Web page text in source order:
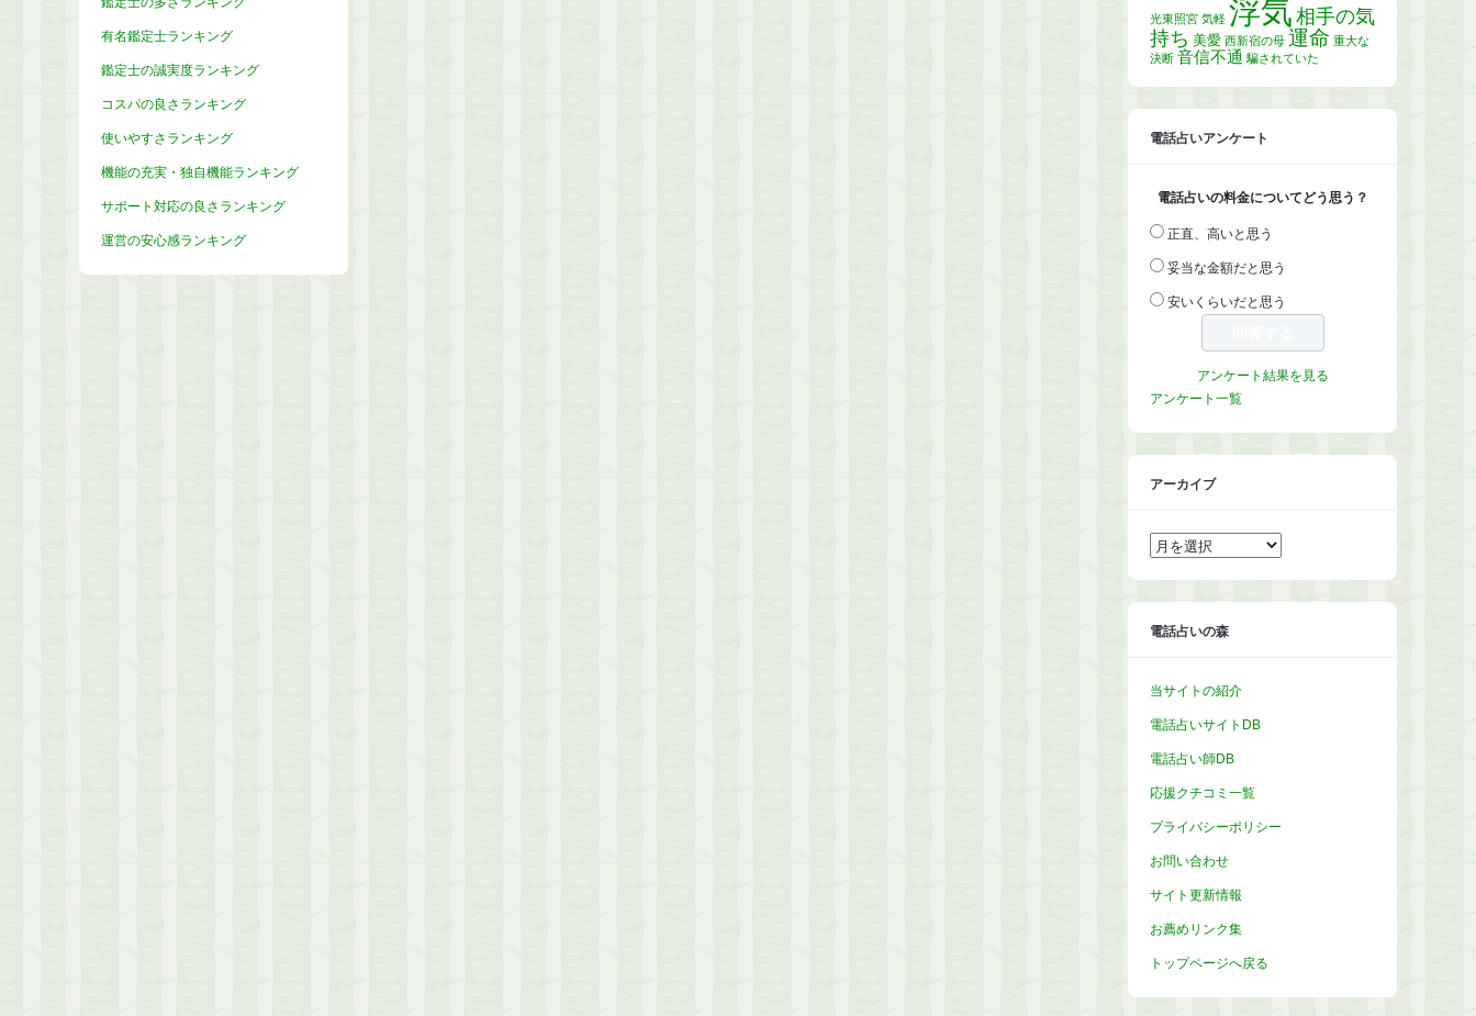
有名鑑定士ランキング
鑑定士の誠実度ランキング
コスパの良さランキング
使いやすさランキング
機能の充実・独自機能ランキング
サポート対応の良さランキング
運営の安心感ランキング
光東照宮 気軽 浮気 相手の気
持ち 美愛 西新宿の母 運命 重大な
決断 音信不通 騙されていた
電話占いアンケート
電話占いの料金についてどう思う？
正直、高いと思う
妥当な金額だと思う
安いくらいだと思う
アンケート結果を見る
アンケート一覧
アーカイブ
ア
ー
イ
電話占いの森
当サイトの紹介
電話占いサイトDB
電話占い師DB
応援クチコミ一覧
プライバシーポリシー
お問い合わせ
サイト更新情報
お薦めリンク集
トップページへ戻る